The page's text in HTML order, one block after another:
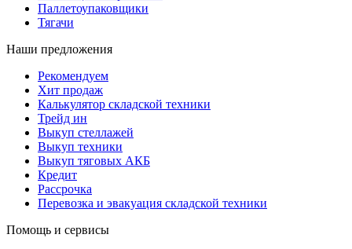
Паллетоупаковщики
Тягачи
Наши предложения
Рекомендуем
Хит продаж
Калькулятор складской техники
Трейд ин
Выкуп стеллажей
Выкуп техники
Выкуп тяговых АКБ
Кредит
Рассрочка
Перевозка и эвакуация складской техники
Помощь и сервисы